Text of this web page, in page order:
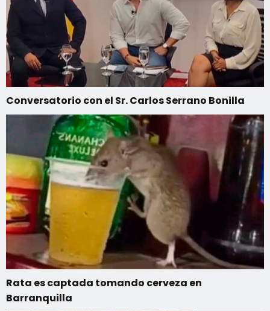
Conversatorio con el Sr. Carlos Serrano Bonilla
Rata es captada tomando cerveza en
Barranquilla